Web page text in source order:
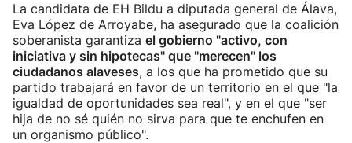
La candidata de EH Bildu a diputada general de Álava,
Eva López de Arroyabe, ha asegurado que la coalición
soberanista garantiza el gobierno "activo, con
iniciativa y sin hipotecas" que "merecen" los
ciudadanos alaveses, a los que ha prometido que su
partido trabajará en favor de un territorio en el que "la
igualdad de oportunidades sea real", y en el que "ser
hija de no sé quién no sirva para que te enchufen en
un organismo público".